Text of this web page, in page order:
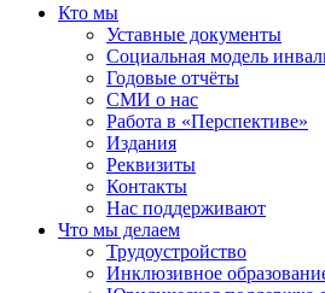
Кто мы
Уставные документы
Социальная модель
Годовые отчёты
СМИ о нас
Работа в «Перспективе»
Издания
Реквизиты
Контакты
Нас поддерживают
Что мы делаем
Трудоустройство
Инклюзивное